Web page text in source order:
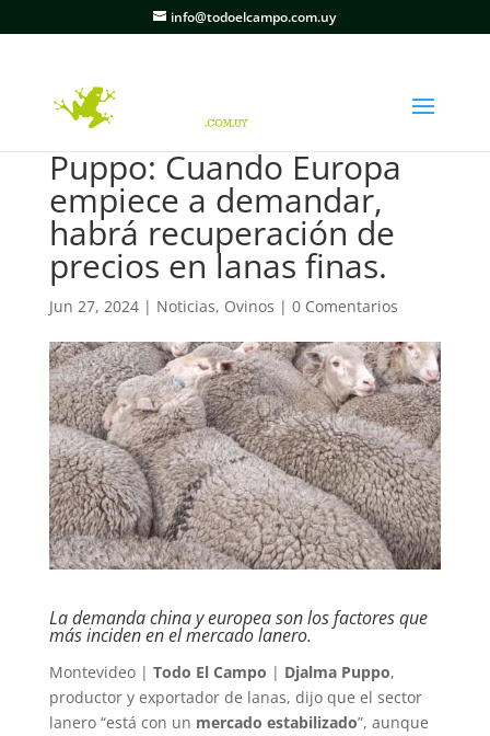
info@todoelcampo.com.uy
Puppo: Cuando Europa
empiece a demandar,
habrá recuperación de
precios en lanas finas.
Jun 27, 2024| Noticias, Ovinos | 0 Comentarios
La demanda china y europea son los factores que
más inciden en el mercado lanero.
Montevideo | Todo El Campo | Djalma Puppo,
productor y exportador de lanas, dijo que el sector
lanero “está con un mercado estabilizado”, aunque